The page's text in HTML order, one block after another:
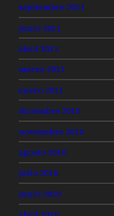
septiembre 2011
junio 2011
abril 2011
marzo 2011
enero 2011
diciembre 2010
noviembre 2010
agosto 2010
julio 2010
junio 2010